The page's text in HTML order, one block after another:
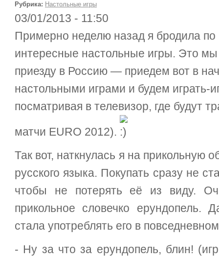
Рубрика: Настольные игры
03/01/2013 - 11:50
Примерно неделю назад я бродила
интересные настольные игры. Это мы
приезду в Россию — приедем вот в
настольными играми и будем играть-
посматривая в телевизор, где будут
матчи EURO 2012).
Так вот, наткнулась я на прикольную
русского языка. Покупать сразу не
чтобы не потерять её из виду.
прикольное словечко ерундопель.
стала употреблять его в
- Ну за что за ерундопель, блин!